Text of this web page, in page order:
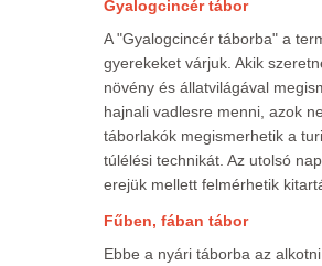
Gyalogcincér tábor
A "Gyalogcincér táborba" a
gyerekeket várjuk. Akik
növény és állatvilágával
hajnali vadlesre menni, azok
táborlakók megismerhetik a
túlélési technikát. Az utolsó
erejük mellett felmérhetik
Fűben, fában tábor
Ebbe a nyári táborba az